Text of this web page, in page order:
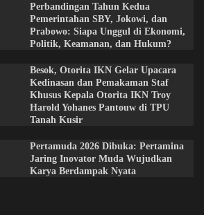
Perbandingan Tahun Kedua
Pemerintahan SBY, Jokowi, dan
Prabowo: Siapa Unggul di Ekonomi,
Politik, Keamanan, dan Hukum?
Besok, Otorita IKN Gelar Upacara
Kedinasan dan Pemakaman Staf
Khusus Kepala Otorita IKN Troy
Harold Yohanes Pantouw di TPU
Tanah Kusir
Pertamuda 2026 Dibuka: Pertamina
Jaring Inovator Muda Wujudkan
Karya Berdampak Nyata